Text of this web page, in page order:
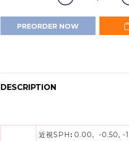
PREORDER NOW
DESCRIPTION
近視SPH : 0.00, -0.50, -